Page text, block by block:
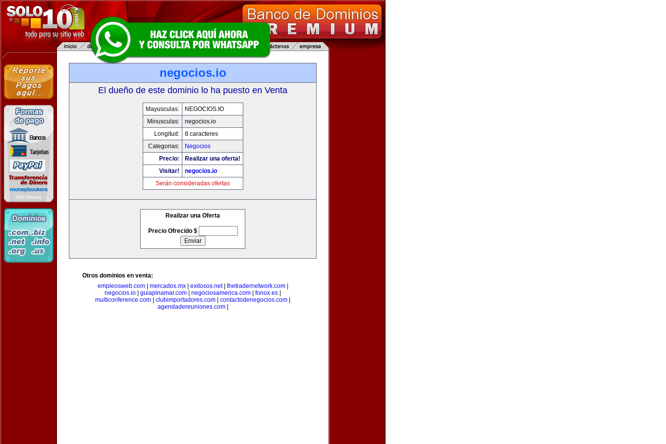
negocios.io
El dueño de este dominio lo ha puesto en Venta
Mayusculas:
NEGOCIOS.IO
Minusculas:
negocios.io
Longitud:
8 caracteres
Categorias:
Negocios
Precio:
Realizar una oferta!
Visitar!
negocios.io
Serán consideradas ofertas
Realizar una Oferta
Precio Ofrecido $
Otros dominios en venta:
empleosweb.com| mercados.mx| exitosos.net| thetradernetwork.com|
negocios.io
guiapinamar.com negociosamerica.com fonox.es
multiconference.com
clubimportadores.com contactodenegocios.com
agendadereuniones.com|